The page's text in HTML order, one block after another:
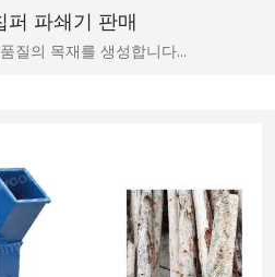
퍼 파쇄기 판매
질의 목재를 생성합니다…